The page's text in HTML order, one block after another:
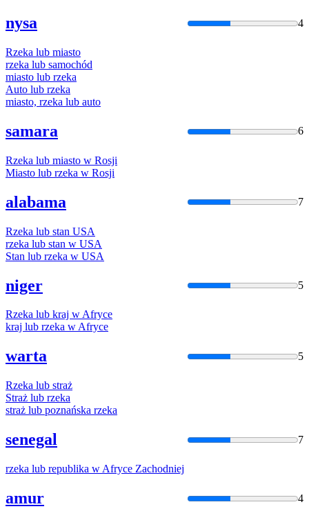
nysa 4
Rzeka lub miasto
rzeka lub samochód
miasto lub rzeka
Auto lub rzeka
miasto, rzeka lub auto
samara 6
Rzeka lub miasto w Rosji
Miasto lub rzeka w Rosji
alabama 7
Rzeka lub stan USA
rzeka lub stan w USA
Stan lub rzeka w USA
niger 5
Rzeka lub kraj w Afryce
kraj lub rzeka w Afryce
warta 5
Rzeka lub straż
Straż lub rzeka
straż lub poznańska rzeka
senegal 7
rzeka lub republika w Afryce Zachodniej
amur 4